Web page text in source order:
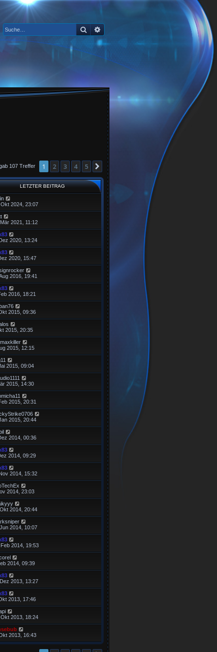
Suche
107 Treffer 1 2 3 4 5 Nächste
LETZTER BEITRAG
2024, 23:07
2021, 11:12
2020, 13:24
2020, 15:47
2016, 19:41
2016, 18:21
2015, 09:36
2015, 20:35
2015, 12:15
2015, 09:04
2015, 14:30
2015, 20:31
2015, 20:44
2014, 00:36
2014, 09:29
2014, 15:32
2014, 23:03
2014, 20:44
2014, 10:07
2014, 19:53
2014, 09:39
2013, 13:27
2013, 17:46
2013, 18:24
2013, 16:43